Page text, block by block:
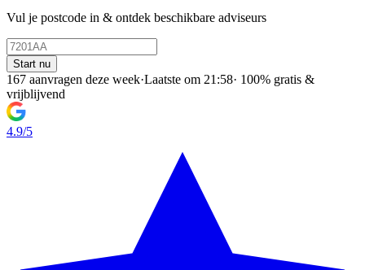
Vul je postcode in & ontdek beschikbare adviseurs
Start nu
167 aanvragen deze week·Laatste om 21:58· 100% gratis &
vrijblijvend
4.9/5